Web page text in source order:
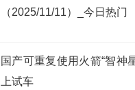
（2025/11/11）_今日热门
国产可重复使用火箭“智神
上试车